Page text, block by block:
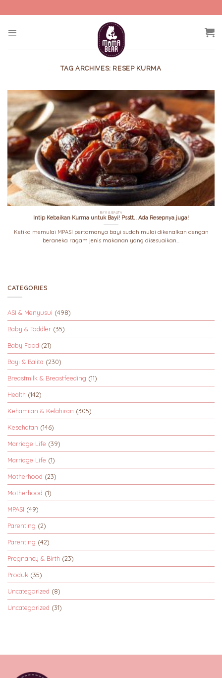
to
TAG ARCHIVES: RESEP KURMA
BAYI & BALITA
Intip Kebaikan Kurma untuk Bayi! Psstt.. Ada Resepnya juga!
Ketika memulai MPASI pertamanya bayi sudah mulai dikenalkan dengan
beraneka ragam jenis makanan yang disesuaikan...
CATEGORIES
ASI & Menyusui (498)
Baby & Toddler (35)
Baby Food (21)
Bayi & Balita (230)
Breastmilk & Breastfeeding (11)
Health (142)
Kehamilan & Kelahiran (305)
Kesehatan (146)
Marriage Life (39)
Marriage Life (1)
Motherhood (23)
Motherhood (1)
MPASI (49)
Parenting (2)
Parenting (42)
Pregnancy & Birth (23)
Produk (35)
Uncategorized (8)
Uncategorized (31)